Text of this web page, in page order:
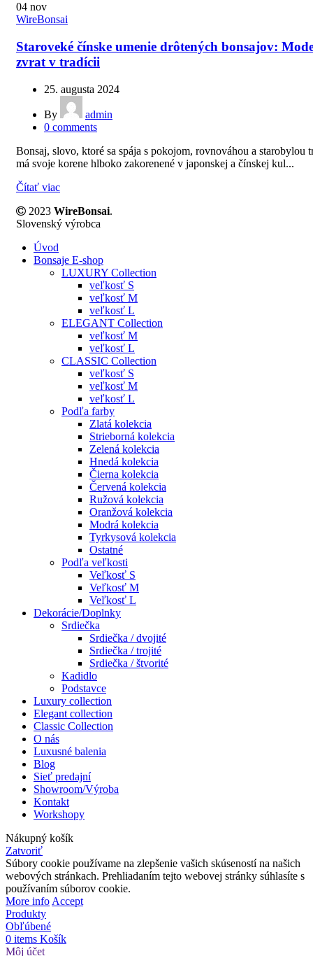
04 nov
WireBonsai
Staroveké čínske umenie drôtených bonsajov:
zvrat v tradícii
25. augusta 2024
By
admin
0 comments
Bonsaj, slovo, ktoré sa spája s pokojom, rovnováhou a starobylou
má svoje korene hlboko zakorenené v japonskej a čínskej kul...
Čítať viac
2023 WireBonsai.
Slovenský výrobca
Úvod
Bonsaje E-shop
LUXURY Collection
veľkosť S
veľkosť M
veľkosť L
ELEGANT Collection
veľkosť M
veľkosť L
CLASSIC Collection
veľkosť S
veľkosť M
veľkosť L
Podľa farby
Zlatá kolekcia
Strieborná kolekcia
Zelená kolekcia
Hnedá kolekcia
Čierna kolekcia
Červená kolekcia
Ružová kolekcia
Oranžová kolekcia
Modrá kolekcia
Tyrkysová kolekcia
Ostatné
Podľa veľkosti
Veľkosť S
Veľkosť M
Veľkosť L
Dekorácie/Doplnky
Srdiečka
Srdiečka / dvojité
Srdiečka / trojité
Srdiečka / štvorité
Kadidlo
Podstavce
Luxury collection
Elegant collection
Classic Collection
O nás
Luxusné balenia
Blog
Sieť predajní
Showroom/Výroba
Kontakt
Workshopy
Nákupný košík
Zatvoriť
Súbory cookie používame na zlepšenie vašich skúseností na našich
webových stránkach. Prehliadaním tejto webovej stránky súhlasíte s
používaním súborov cookie.
More info Accept
Produkty
Obľúbené
0 items Košík
Môj účet